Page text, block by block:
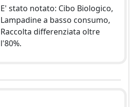
E' stato notato: Cibo Biologico,
Lampadine a basso consumo,
Raccolta differenziata oltre
l'80%.